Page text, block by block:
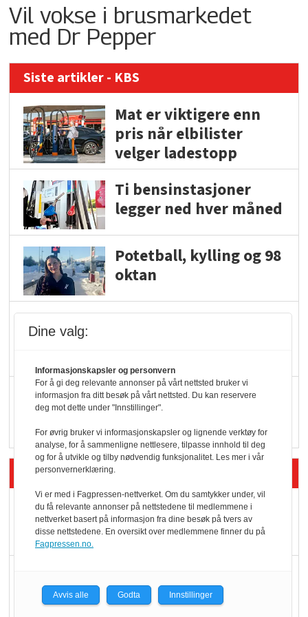
Vil vokse i brusmarkedet
med Dr Pepper
Siste artikler - KBS
Mat er viktigere enn
pris når elbilister
velger ladestopp
Ti bensinstasjoner
legger ned hver måned
Potetball, kylling og 98
oktan
Vokser med ferdigmat
i dagligvare
Siste artikler - Butikk i praksis
Rema-flaggskip
dundrer videre
ølsalget
Dine valg:
Informasjonskapsler og personvern
For å gi deg relevante annonser på vårt nettsted bruker vi
informasjon fra ditt besøk på vårt nettsted. Du kan reservere
deg mot dette under "Innstillinger".
For øvrig bruker vi informasjonskapsler og lignende verktøy for
analyse, for å sammenligne nettlesere, tilpasse innhold til deg
og for å utvikle og tilby nødvendig funksjonalitet. Les mer i vår
personvernerklæring.
Vi er med i Fagpressen-nettverket. Om du samtykker under, vil
du få relevante annonser på nettstedene til medlemmene i
nettverket basert på informasjon fra dine besøk på tvers av
disse nettstedene. En oversikt over medlemmene finner du på
Fagpressen.no.
Avvis alle Godta Innstillinger